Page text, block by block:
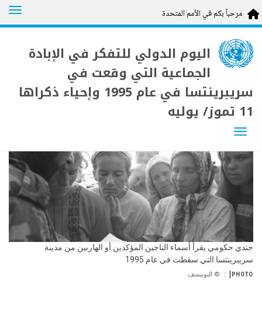
Skip
main
content
مرحباً بكم في الأمم المتحدة
اليوم الدولي للتفكر في الإبادة
الجماعية التي وقعت في
سريبرينتسا في عام 1995 وإحياء ذكراها
11 تموز/ يوليه
Toggle navigation
جندي حكومي يقرأ أسماء الناجين المؤكدين أو الهاربين من مدينة
سريبرينتسا التي سقطت في عام 1995
PHOTO: © اليونيسف